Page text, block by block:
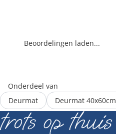
Beoordelingen laden...
Onderdeel van
Deurmat
Deurmat 40x60cm